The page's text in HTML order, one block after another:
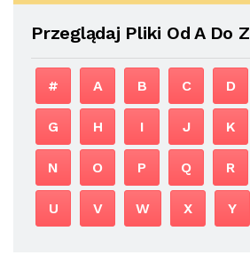
Przeglądaj Pliki Od A Do Z
# A B C D
G H I J K
N O P Q R
U V W X Y